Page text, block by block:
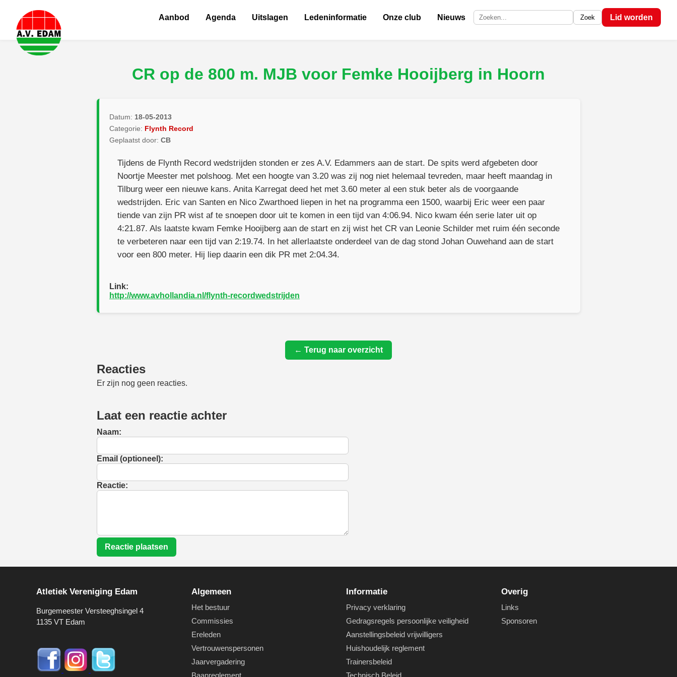
Aanbod Agenda Uitslagen Ledeninformatie Onze club Nieuws Zoek op de site Zoek Lid worden
CR op de 800 m. MJB voor Femke Hooijberg in Hoorn
Datum: 18-05-2013
Categorie: Flynth Record
Geplaatst door: CB
Tijdens de Flynth Record wedstrijden stonden er zes A.V. Edammers aan de start. De spits werd afgebeten door
Noortje Meester met polshoog. Met een hoogte van 3.20 was zij nog niet helemaal tevreden, maar heeft maandag in
Tilburg weer een nieuwe kans. Anita Karregat deed het met 3.60 meter al een stuk beter als de voorgaande
wedstrijden. Eric van Santen en Nico Zwarthoed liepen in het na programma een 1500, waarbij Eric weer een paar
tiende van zijn PR wist af te snoepen door uit te komen in een tijd van 4:06.94. Nico kwam één serie later uit op
4:21.87. Als laatste kwam Femke Hooijberg aan de start en zij wist het CR van Leonie Schilder met ruim één seconde
te verbeteren naar een tijd van 2:19.74. In het allerlaatste onderdeel van de dag stond Johan Ouwehand aan de start
voor een 800 meter. Hij liep daarin een dik PR met 2:04.34.
Link:
http://www.avhollandia.nl/flynth-recordwedstrijden
← Terug naar overzicht
Reacties
Er zijn nog geen reacties.
Laat een reactie achter
Naam:
Email (optioneel):
Reactie:
Reactie plaatsen
Atletiek Vereniging Edam
Burgemeester Versteeghsingel 4
1135 VT Edam
Algemeen
Het bestuur
Commissies
Ereleden
Vertrouwenspersonen
Jaarvergadering
Informatie
Privacy verklaring
Gedragsregels persoonlijke veiligheid
Aanstellingsbeleid vrijwilligers
Huishoudelijk reglement
Trainersbeleid
Overig
Links
Sponsoren